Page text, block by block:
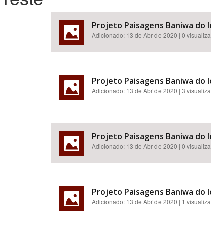
Projeto Paisagens Baniwa do
Adicionado: 13 de Abr de 2020 | 0
Projeto Paisagens Baniwa do
Adicionado: 13 de Abr de 2020 | 3
Projeto Paisagens Baniwa do
Adicionado: 13 de Abr de 2020 | 0
Projeto Paisagens Baniwa do
Adicionado: 13 de Abr de 2020 | 1